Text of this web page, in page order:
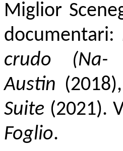
Miglior
documentari:
crudo
Austin
Suite (2021).
Foglio.